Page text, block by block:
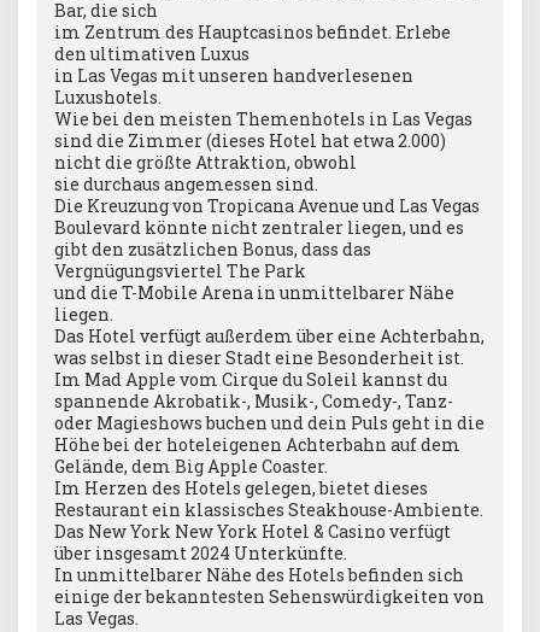
Bar, die sich
im Zentrum des Hauptcasinos befindet. Erlebe
den ultimativen Luxus
in Las Vegas mit unseren handverlesenen
Luxushotels.
Wie bei den meisten Themenhotels in Las Vegas
sind die Zimmer (dieses Hotel hat etwa 2.000)
nicht die größte Attraktion, obwohl
sie durchaus angemessen sind.
Die Kreuzung von Tropicana Avenue und Las Vegas
Boulevard könnte nicht zentraler liegen, und es
gibt den zusätzlichen Bonus, dass das
Vergnügungsviertel The Park
und die T-Mobile Arena in unmittelbarer Nähe
liegen.
Das Hotel verfügt außerdem über eine Achterbahn,
was selbst in dieser Stadt eine Besonderheit ist.
Im Mad Apple vom Cirque du Soleil kannst du
spannende Akrobatik-, Musik-, Comedy-, Tanz-
oder Magieshows buchen und dein Puls geht in die
Höhe bei der hoteleigenen Achterbahn auf dem
Gelände, dem Big Apple Coaster.
Im Herzen des Hotels gelegen, bietet dieses
Restaurant ein klassisches Steakhouse-Ambiente.
Das New York New York Hotel & Casino verfügt
über insgesamt 2024 Unterkünfte.
In unmittelbarer Nähe des Hotels befinden sich
einige der bekanntesten Sehenswürdigkeiten von
Las Vegas.